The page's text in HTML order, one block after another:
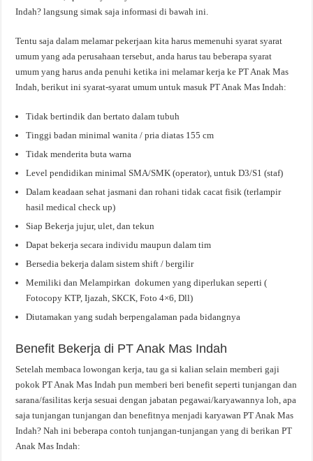
Indah? langsung simak saja informasi di bawah ini.
Tentu saja dalam melamar pekerjaan kita harus memenuhi syarat syarat
umum yang ada perusahaan tersebut, anda harus tau beberapa syarat
umum yang harus anda penuhi ketika ini melamar kerja ke PT Anak Mas
Indah, berikut ini syarat-syarat umum untuk masuk PT Anak Mas Indah:
Tidak bertindik dan bertato dalam tubuh
Tinggi badan minimal wanita / pria diatas 155 cm
Tidak menderita buta warna
Level pendidikan minimal SMA/SMK (operator), untuk D3/S1 (staf)
Dalam keadaan sehat jasmani dan rohani tidak cacat fisik (terlampir
hasil medical check up)
Siap Bekerja jujur, ulet, dan tekun
Dapat bekerja secara individu maupun dalam tim
Bersedia bekerja dalam sistem shift / bergilir
Memiliki dan Melampirkan dokumen yang diperlukan seperti (
Fotocopy KTP, Ijazah, SKCK, Foto 4×6, Dll)
Diutamakan yang sudah berpengalaman pada bidangnya
Benefit Bekerja di PT Anak Mas Indah
Setelah membaca lowongan kerja, tau ga si kalian selain memberi gaji
pokok PT Anak Mas Indah pun memberi beri benefit seperti tunjangan dan
sarana/fasilitas kerja sesuai dengan jabatan pegawai/karyawannya loh, apa
saja tunjangan tunjangan dan benefitnya menjadi karyawan PT Anak Mas
Indah? Nah ini beberapa contoh tunjangan-tunjangan yang di berikan PT
Anak Mas Indah: